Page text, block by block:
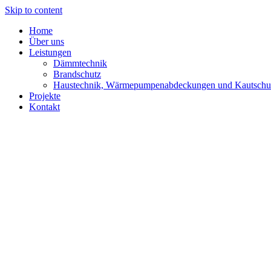
Skip to content
Home
Über uns
Leistungen
Dämmtechnik
Brandschutz
Haustechnik, Wärmepumpenabdeckungen und
Projekte
Kontakt